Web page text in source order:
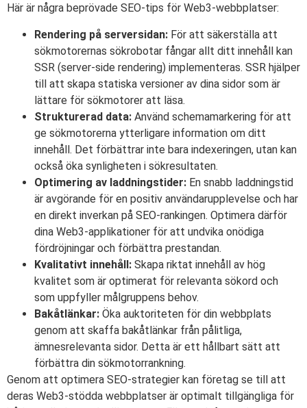
Här är några beprövade SEO-tips för Web3-webbplatser:
Rendering på serversidan: För att säkerställa att
sökmotorernas sökrobotar fångar allt ditt innehåll kan
SSR (server-side rendering) implementeras. SSR hjälper
till att skapa statiska versioner av dina sidor som är
lättare för sökmotorer att läsa.
Strukturerad data: Använd schemamarkering för att
ge sökmotorerna ytterligare information om ditt
innehåll. Det förbättrar inte bara indexeringen, utan kan
också öka synligheten i sökresultaten.
Optimering av laddningstider: En snabb laddningstid
är avgörande för en positiv användarupplevelse och har
en direkt inverkan på SEO-rankingen. Optimera därför
dina Web3-applikationer för att undvika onödiga
fördröjningar och förbättra prestandan.
Kvalitativt innehåll: Skapa riktat innehåll av hög
kvalitet som är optimerat för relevanta sökord och
som uppfyller målgruppens behov.
Bakåtlänkar: Öka auktoriteten för din webbplats
genom att skaffa bakåtlänkar från pålitliga,
ämnesrelevanta sidor. Detta är ett hållbart sätt att
förbättra din sökmotorrankning.
Genom att optimera SEO-strategier kan företag se till att
deras Web3-stödda webbplatser är optimalt tillgängliga för